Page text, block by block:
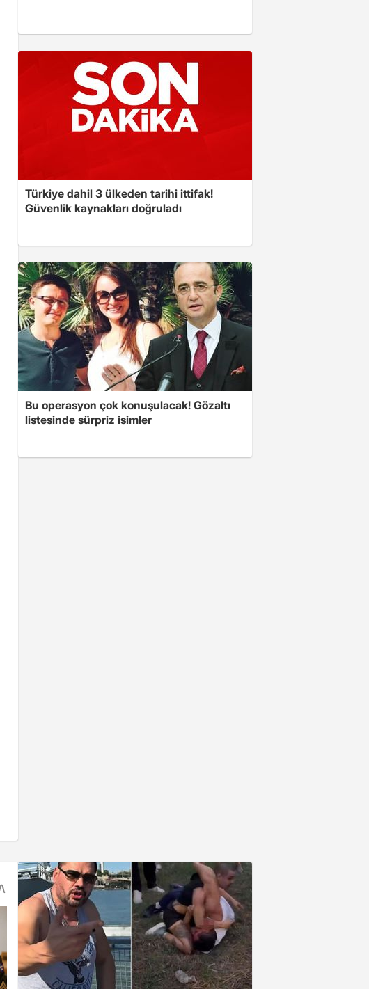
Türkiye dahil 3 ülkeden tarihi ittifak!
Güvenlik kaynakları doğruladı
Bu operasyon çok konuşulacak! Gözaltı
listesinde sürpriz isimler